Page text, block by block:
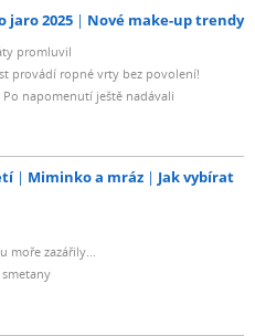
jaro 2025 Nové make-up trendy
promluvil
provádí ropné vrty bez povolení!
napomenutí ještě nadávali
Miminko a mráz
Jak vybírat
moře zazářily...
smetany